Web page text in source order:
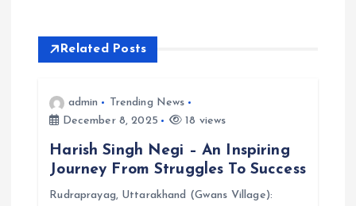
Related Posts
admin
Trending News
December 8, 2025
18 views
Harish Singh Negi – An Inspiring
Journey From Struggles To Success
Rudraprayag, Uttarakhand (Gwans Village):